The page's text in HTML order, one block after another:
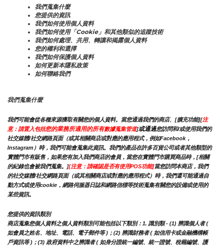
我們蒐集什麼
您提供的資訊
我們如何使用個人資料
我們如何使用「Cookie」和其他類似的追蹤技術
我們如何處理、共用、轉讓和揭露個人資料
您的權利和選擇
我們如何保護個人資料
如何更新本隱私政策
如何聯絡我們
我們蒐集什麼
我們可能會從各種來源獲取有關您的個人資料。當您通過我們的商店、[擴充功能][注
意：請置入包括您的業務所適用的所有數據蒐集管道]或通過您訪問和/或使用我們的
社交媒體/社交網路頁面（或其相關商店或對應的應用程式，例如Facebook，
Instagram）時，我們可能會蒐集此資訊。我們的產品在許多百貨公司或者其他類型的
實體門市有販售，如果您有加入我們商店的會員，當您在實體門市購買商品時，[相關
的紀錄也會被我們蒐集。][注意：請確認是否有使用POS功能]當您訪問本商店，我們
的社交媒體/社交網路頁面（或其相關商店或對應的應用程式）時，我們還可能通過自
動方式或使用cookie，網路伺服器日誌和網路信標等技術蒐集有關您的設備或使用的
某些資訊。
您提供的資訊類別
商店蒐集您個人資料之個人資料類別可能包括以下類別：1. 識別類 - (1) 辨識個人者 (
如會員之姓名、地址、電話、電子郵件等 )；(2) 辨識財務者 ( 如信用卡或金融機構帳
戶資訊等 )；(3) 政府資料中之辨識者 ( 如身分證統一編號、統一證號、稅籍編號、護